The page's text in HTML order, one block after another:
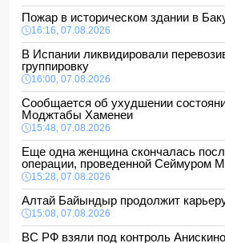
Пожар в историческом здании в
16:16, 07.08.2026
В Испании ликвидировали
группировку
16:00, 07.08.2026
Сообщается об ухудшении
Моджтабы Хаменеи
15:48, 07.08.2026
Еще одна женщина скончалась
операции, проведенной Сеймуром
15:28, 07.08.2026
Алтай Байындыр продолжит
15:08, 07.08.2026
ВС РФ взяли под контроль